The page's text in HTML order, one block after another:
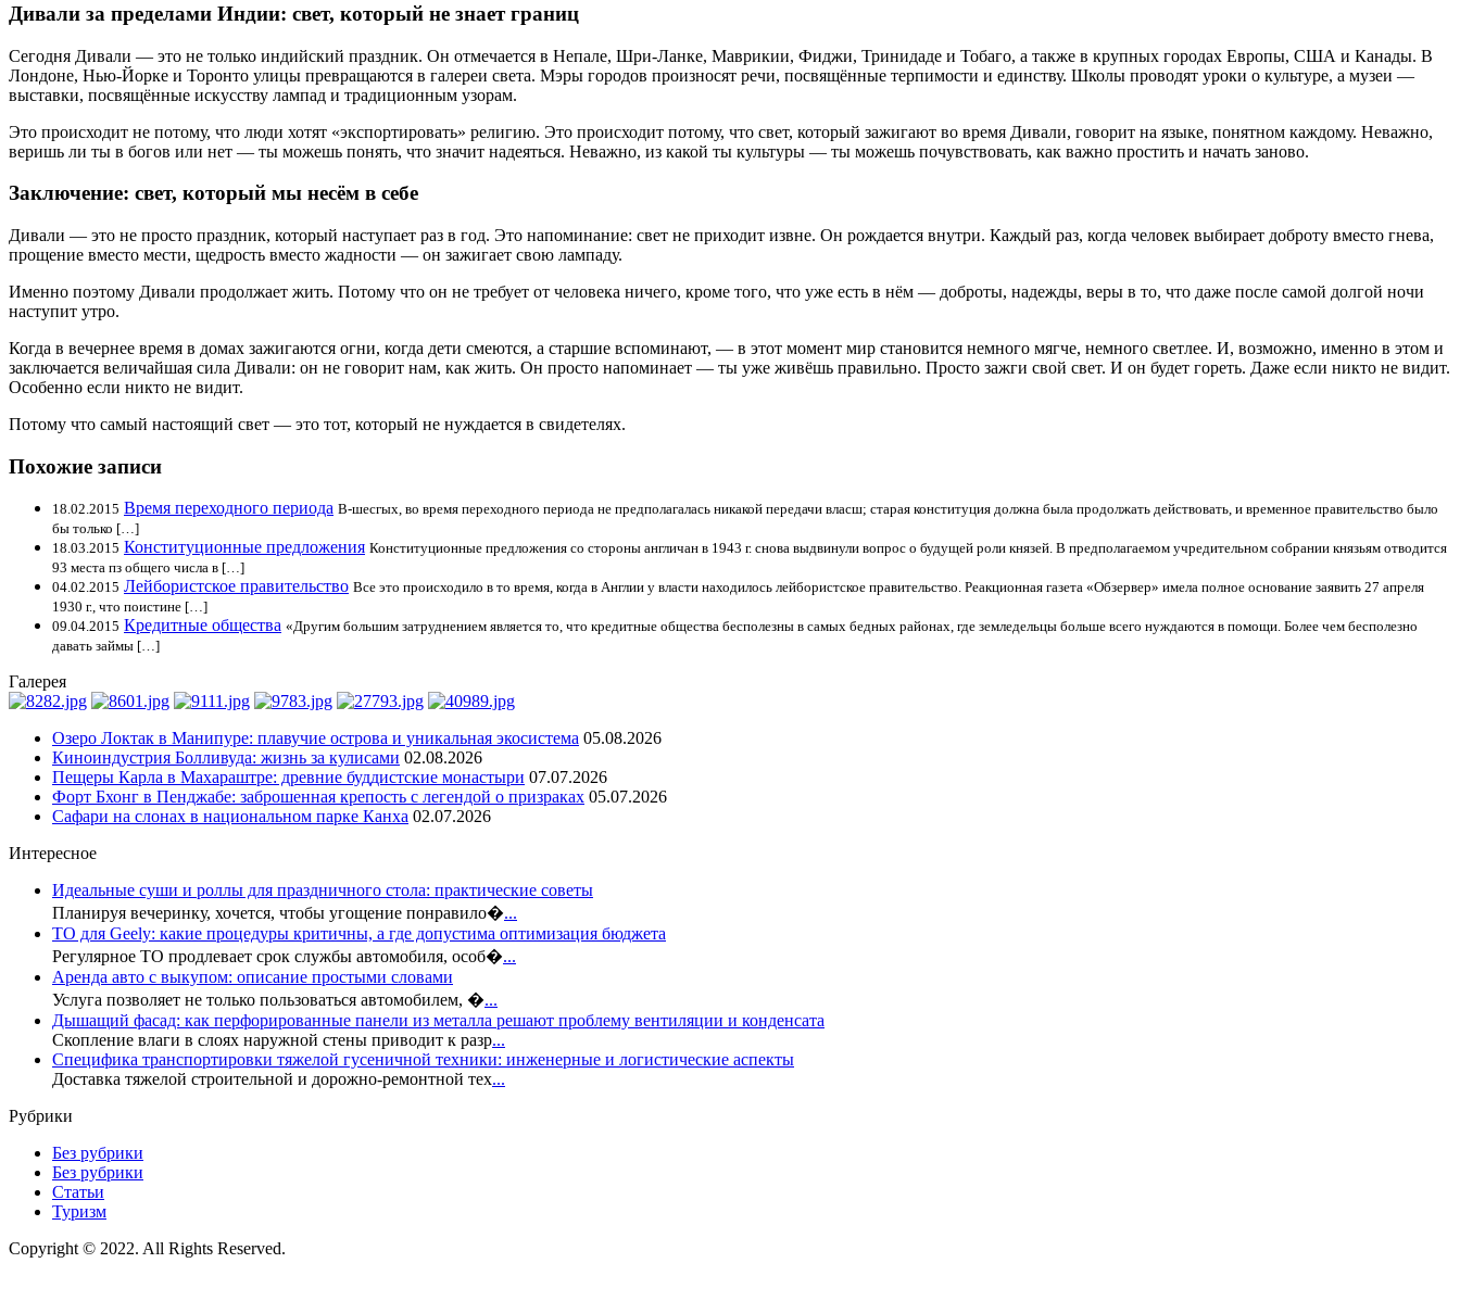
Дивали за пределами Индии: свет, который не знает границ
Сегодня Дивали — это не только индийский праздник. Он отмечается в Непале, Шри-Ланке, Маврикии, Фиджи, Тринидаде и Тобаго, а также в крупных городах Европы, США и Канады. В
Лондоне, Нью-Йорке и Торонто улицы превращаются в галереи света. Мэры городов произносят речи, посвящённые терпимости и единству. Школы проводят уроки о культуре, а музеи —
выставки, посвящённые искусству лампад и традиционным узорам.
Это происходит не потому, что люди хотят «экспортировать» религию. Это происходит потому, что свет, который зажигают во время Дивали, говорит на языке, понятном каждому. Неважно,
веришь ли ты в богов или нет — ты можешь понять, что значит надеяться. Неважно, из какой ты культуры — ты можешь почувствовать, как важно простить и начать заново.
Заключение: свет, который мы несём в себе
Дивали — это не просто праздник, который наступает раз в год. Это напоминание: свет не приходит извне. Он рождается внутри. Каждый раз, когда человек выбирает доброту вместо гнева,
прощение вместо мести, щедрость вместо жадности — он зажигает свою лампаду.
Именно поэтому Дивали продолжает жить. Потому что он не требует от человека ничего, кроме того, что уже есть в нём — доброты, надежды, веры в то, что даже после самой долгой ночи
наступит утро.
Когда в вечернее время в домах зажигаются огни, когда дети смеются, а старшие вспоминают, — в этот момент мир становится немного мягче, немного светлее. И, возможно, именно в этом и
заключается величайшая сила Дивали: он не говорит нам, как жить. Он просто напоминает — ты уже живёшь правильно. Просто зажги свой свет. И он будет гореть. Даже если никто не видит.
Особенно если никто не видит.
Потому что самый настоящий свет — это тот, который не нуждается в свидетелях.
Похожие записи
18.02.2015 Время переходного периода В-шесгых, во время переходного периода не предполагалась никакой передачи власш; старая конституция должна была продолжать действовать, и временное правительство было
бы только […]
18.03.2015 Конституционные предложения Конституционные предложения со стороны англичан в 1943 г. снова выдвинули вопрос о будущей роли князей. В предполагаемом учредительном собрании князьям отводится
93 места пз общего числа в […]
04.02.2015 Лейбористское правительство Все это происходило в то время, когда в Англии у власти находилось лейбористское правительство. Реакционная газета «Обзервер» имела полное основание заявить 27 апреля
1930 г., что поистине […]
09.04.2015 Кредитные общества «Другим большим затруднением является то, что кредитные общества бесполезны в самых бедных районах, где земледельцы больше всего нуждаются в помощи. Более чем бесполезно
давать займы […]
Галерея
Озеро Локтак в Манипуре: плавучие острова и уникальная экосистема 05.08.2026
Киноиндустрия Болливуда: жизнь за кулисами 02.08.2026
Пещеры Карла в Махараштре: древние буддистские монастыри 07.07.2026
Форт Бхонг в Пенджабе: заброшенная крепость с легендой о призраках 05.07.2026
Сафари на слонах в национальном парке Канха 02.07.2026
Интересное
Идеальные суши и роллы для праздничного стола: практические советы
Планируя вечеринку, хочется, чтобы угощение понравило�...
ТО для Geely: какие процедуры критичны, а где допустима оптимизация бюджета
Регулярное ТО продлевает срок службы автомобиля, особ�...
Аренда авто с выкупом: описание простыми словами
Услуга позволяет не только пользоваться автомобилем, �...
Дышащий фасад: как перфорированные панели из металла решают проблему вентиляции и конденсата
Скопление влаги в слоях наружной стены приводит к разр...
Специфика транспортировки тяжелой гусеничной техники: инженерные и логистические аспекты
Доставка тяжелой строительной и дорожно-ремонтной тех...
Рубрики
Без рубрики
Без рубрики
Статьи
Туризм
Copyright © 2022. All Rights Reserved.